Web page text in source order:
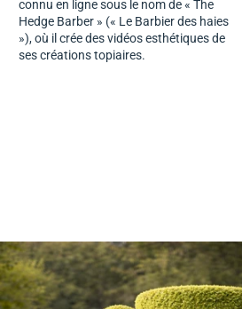
connu en ligne sous le nom de « The
Hedge Barber » (« Le Barbier des haies
»), où il crée des vidéos esthétiques de
ses créations topiaires.